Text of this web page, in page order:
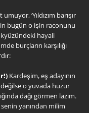
‘Yıldızım barışır
bugün o işin raconunu
hayali
burçların karşılığı
Kardeşim, eş adayının
o yuvada huzur
dağı görmen lazım.
yanından milim